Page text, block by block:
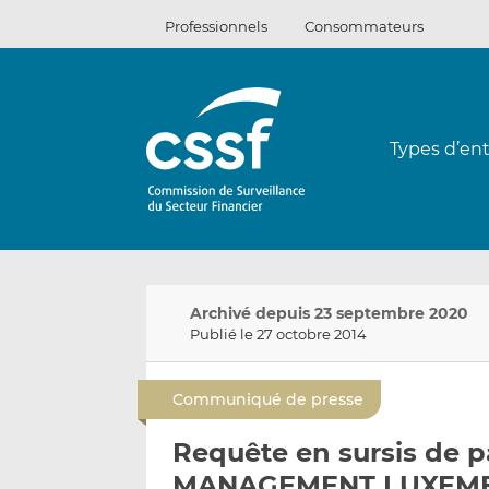
contenu
Professionnels Consommateurs
Types
Archivé depuis 23 septembre 2020
Publié le 27 octobre 2014
Communiqué de presse
Requête en sursis de